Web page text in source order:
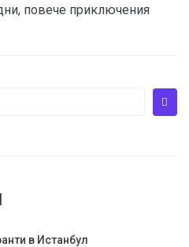
повече приключения
в Истанбул